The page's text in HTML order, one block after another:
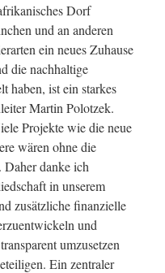
Dorf
und an anderen
ein neues Zuhause
die nachhaltige
haben, ist ein starkes
Martin Polotzek.
Projekte wie die neue
wären ohne die
danke ich
in unserem
zusätzliche finanzielle
und
umzusetzen
Ein zentraler